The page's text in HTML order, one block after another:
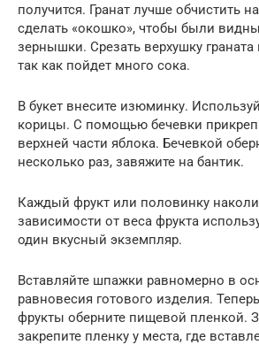
получится. Гранат лучше обчистить
сделать «окошко», чтобы были
зернышки. Срезать верхушку граната
так как пойдет много сока.
В букет внесите изюминку.
корицы. С помощью бечевки
верхней части яблока. Бечевкой
несколько раз, завяжите на бантик.
Каждый фрукт или половинку
зависимости от веса фрукта
один вкусный экземпляр.
Вставляйте шпажки равномерно в
равновесия готового изделия.
фрукты оберните пищевой пленкой.
закрепите пленку у места, где